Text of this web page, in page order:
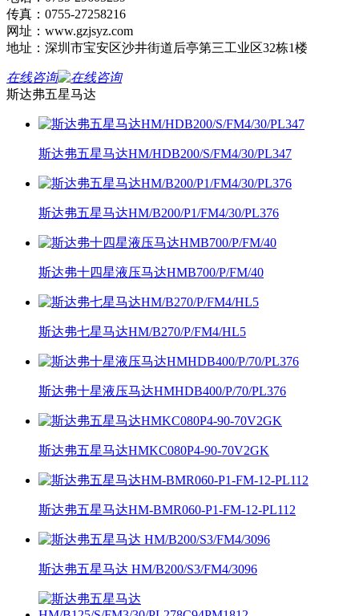
传真：0755-27258216
网址：www.gzjsyz.com
地址：深圳市宝安区沙井街道后亭第三工业区32栋1楼
在线咨询
斯达弗五星马达
斯达弗五星马达HM/HDB200/S/FM4/30/PL347
斯达弗五星马达HM/B200/P1/FM4/30/PL376
斯达弗十四星液压马达HMB700/P/FM/40
斯达弗七星马达HM/B270/P/FM4/HL5
斯达弗十星液压马达HMHDB400/P/70/PL376
斯达弗五星马达HMKC080P4-90-70V2GK
斯达弗五星马达HM-BMR060-P1-FM-12-PL112
斯达弗五星马达 HM/B200/S3/FM4/3096